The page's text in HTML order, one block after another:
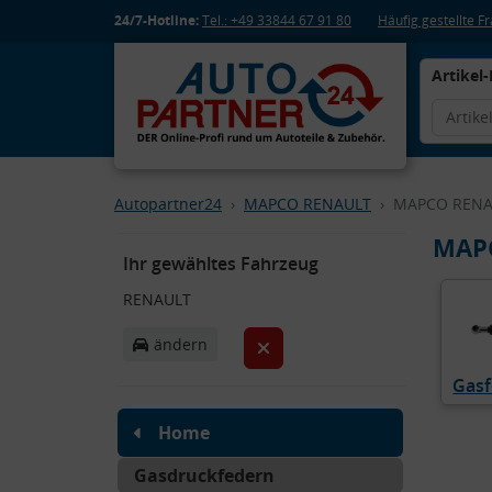
24/7-Hotline:Tel.: +49 33844 67 91 80 Häufig gestellte
Artikel-
Autopartner24 MAPCO RENAULT MAPCO
Ihr gewähltes Fahrzeug
RENAULT
ändern
Home
Gasdruckfedern